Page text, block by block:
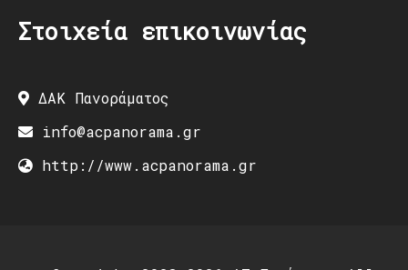
Στοιχεία επικοινωνίας
ΔΑΚ Πανοράματος
info@acpanorama.gr
http://www.acpanorama.gr